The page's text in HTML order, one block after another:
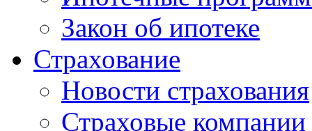
Закон об ипотеке
Страхование
Новости страхования
Страховые компании